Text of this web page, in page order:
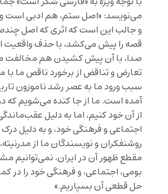
می‌نویسد: «اصل ستم، هم ادبی است
و جالب این است که اثری که اصل
قصه را پیش می‌کشد، با حذف واقعیت
صدا، با آن پیش کشیدن هم مخالفت
تعارض و تناقض از برخورد ناقص ما با
سبب ورود ما به عصر رشد ناموزون
آمده است. ما از جا کنده می‌شویم که
از آن خود کنیم، اما به دلیل
اجتماعی و فرهنگی خود، و به دلیل
روشنفکران و نویسندگان ما از
مقطع ظهور آن در ایران، نمی‌توانیم
بومی، اجتماعی، و فرهنگی خود را در
حل قطعی آن بسپاریم.»